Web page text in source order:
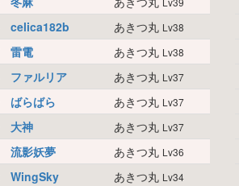
celica182b あきつ丸 Lv38
雷電 あきつ丸 Lv38
ファルリア あきつ丸 Lv37
ばらばら あきつ丸 Lv37
大神 あきつ丸 Lv37
流影妖夢 あきつ丸 Lv36
WingSky あきつ丸 Lv34